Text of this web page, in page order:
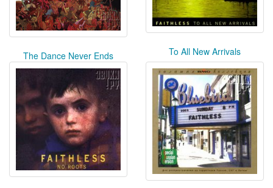
The Dance Never Ends To All New Arrivals